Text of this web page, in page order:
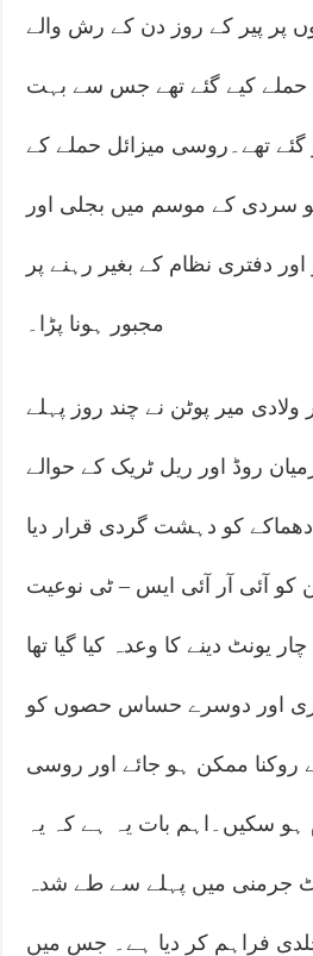
پر پیر کے روز دن کے رش والے
حملے کیے گئے تھے جس سے بہت
تھے۔روسی میزائل حملے کے
سردی کے موسم میں بجلی اور
دفتری نظام کے بغیر رہنے پر
مجبور ہونا پڑا۔
میر پوٹن نے چند روز پہلے
روڈ اور ریل ٹریک کے حوالے
کو دہشت گردی قرار دیا
کو آئی آر آئی ایس – ٹی نوعیت
یونٹ دینے کا وعدہ کیا گیا تھا
اور دوسرے حساس حصوں کو
روکنا ممکن ہو جائے اور روسی
ہو سکیں۔اہم بات یہ ہے کہ یہ
جرمنی میں پہلے سے طے شدہ
فراہم کر دیا ہے۔ جس میں